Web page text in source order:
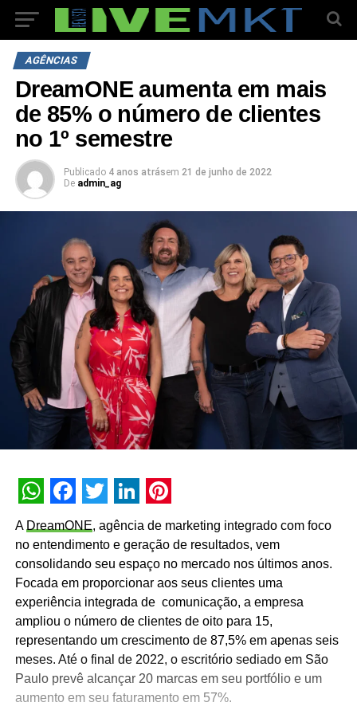
AGÊNCIAS
DreamONE aumenta em mais
de 85% o número de clientes
no 1º semestre
Publicado 4 anos atrásem 21 de junho de 2022
De admin_ag
WhatsApp
Facebook
Twitter
LinkedIn
Pinterest
ADreamONE, agência de marketing integrado com foco
no entendimento e geração de resultados, vem
consolidando seu espaço no mercado nos últimos anos.
Focada em proporcionar aos seus clientes uma
experiência integrada de comunicação, a empresa
ampliou o número de clientes de oito para 15,
representando um crescimento de 87,5% em apenas seis
meses. Até o final de 2022, o escritório sediado em São
Paulo prevê alcançar 20 marcas em seu portfólio e um
aumento em seu faturamento em 57%.